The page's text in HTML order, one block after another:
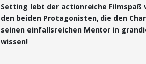
Setting lebt der actionreiche Filmspaß
den beiden Protagonisten, die den
seinen einfallsreichen Mentor in
wissen!